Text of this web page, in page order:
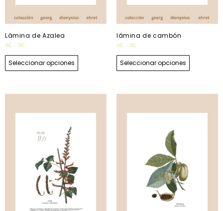
Lámina de Azalea
4€ - 11€
Seleccionar opciones
lámina de cambón
4€ - 11€
Seleccionar opciones